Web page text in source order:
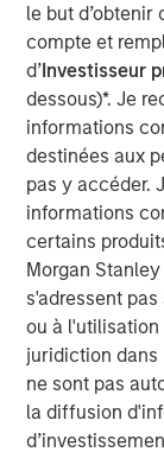
le but
compte et
d’Investisseur
dessous)*. Je
informations
destinées aux
pas y accéder.
informations
certains
Morgan
s'adressent
ou à l'utilisation
juridiction dans
ne sont pas
la diffusion
takeover offer
Main,
advised by
shareholders of
the acquisition
Tele Columbus
non-binding
for distribution
Services
Frankfurt am
providing a
or via e-mail to
Furthermore,
and its non-
also available